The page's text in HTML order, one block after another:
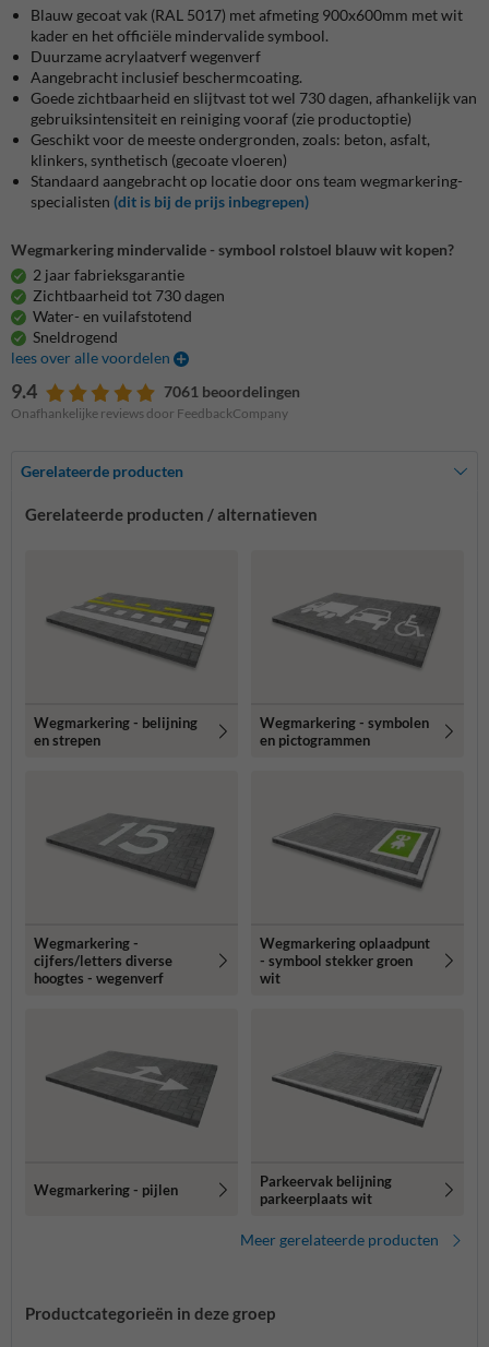
Blauw gecoat vak (RAL 5017) met afmeting 900x600mm met wit
kader en het officiële mindervalide symbool.
Duurzame acrylaatverf wegenverf
Aangebracht inclusief beschermcoating.
Goede zichtbaarheid en slijtvast tot wel 730 dagen, afhankelijk van
gebruiksintensiteit en reiniging vooraf (zie productoptie)
Geschikt voor de meeste ondergronden, zoals: beton, asfalt,
klinkers, synthetisch (gecoate vloeren)
Standaard aangebracht op locatie door ons team wegmarkering-
specialisten (dit is bij de prijs inbegrepen)
Wegmarkering mindervalide - symbool rolstoel blauw wit kopen?
2 jaar fabrieksgarantie
Zichtbaarheid tot 730 dagen
Water- en vuilafstotend
Sneldrogend
lees over alle voordelen
9.4 7061 beoordelingen
Onafhankelijke reviews door FeedbackCompany
Gerelateerde producten
Gerelateerde producten / alternatieven
Wegmarkering - belijning
en strepen
Wegmarkering - symbolen
en pictogrammen
Wegmarkering -
cijfers/letters diverse
hoogtes - wegenverf
Wegmarkering oplaadpunt
- symbool stekker groen
wit
Wegmarkering - pijlen
Parkeervak belijning
parkeerplaats wit
Meer gerelateerde producten
Productcategorieën in deze groep